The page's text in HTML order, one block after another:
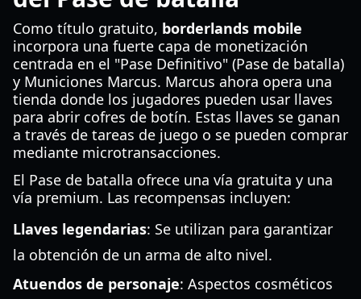
Como título gratuito, borderlands mobile
incorpora una fuerte capa de monetización
centrada en el "Pase Definitivo" (Pase de batalla)
y Municiones Marcus. Marcus ahora opera una
tienda donde los jugadores pueden usar llaves
para abrir cofres de botín. Estas llaves se ganan
a través de tareas de juego o se pueden comprar
mediante microtransacciones.
El Pase de batalla ofrece una vía gratuita y una
vía premium. Las recompensas incluyen:
Llaves legendarias: Se utilizan para garantizar
la obtención de un arma de alto nivel.
Atuendos de personaje: Aspectos cosméticos